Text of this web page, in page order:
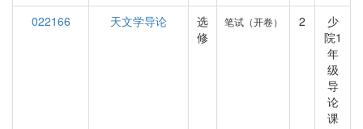
022166
天文学导论
选
修
笔试（开卷） 2
少
院1
年
级
导
论
课